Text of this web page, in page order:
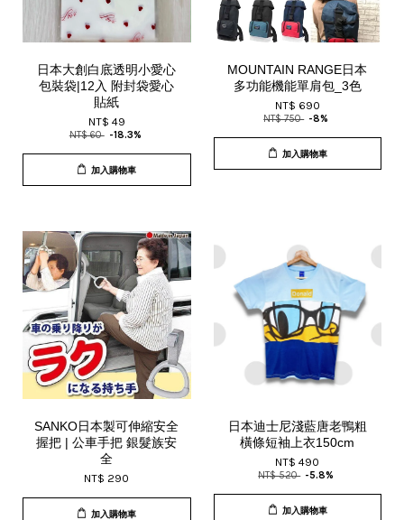
日本大創白底透明小愛心
包裝袋|12入 附封袋愛心
貼紙
NT$ 49
NT$ 60 -18.3%
加入購物車
MOUNTAIN RANGE日本
多功能機能單肩包_3色
NT$ 690
NT$ 750 -8%
加入購物車
SANKO日本製可伸縮安全
握把 | 公車手把 銀髮族安
全
NT$ 290
加入購物車
日本迪士尼淺藍唐老鴨粗
橫條短袖上衣150cm
NT$ 490
NT$ 520 -5.8%
加入購物車